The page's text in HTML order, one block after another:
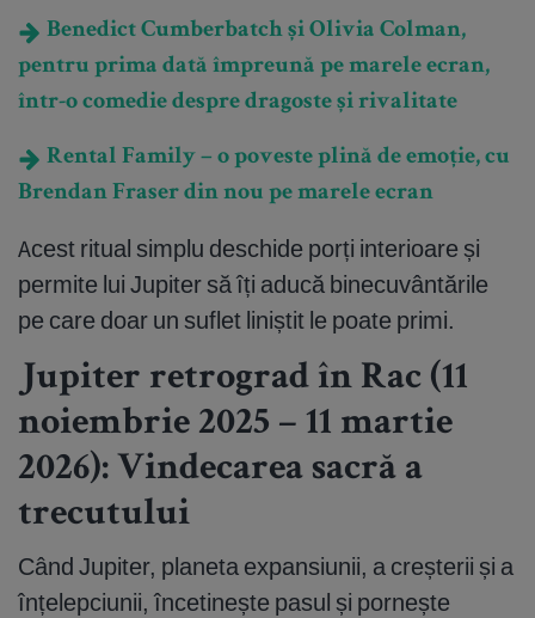
Benedict Cumberbatch și Olivia Colman,
pentru prima dată împreună pe marele ecran,
într-o comedie despre dragoste și rivalitate
Rental Family – o poveste plină de emoție, cu
Brendan Fraser din nou pe marele ecran
Acest ritual simplu deschide porți interioare și
permite lui Jupiter să îți aducă binecuvântările
pe care doar un suflet liniștit le poate primi.
Jupiter retrograd în Rac (11
noiembrie 2025 – 11 martie
2026): Vindecarea sacră a
trecutului
Când Jupiter, planeta expansiunii, a creșterii și a
înțelepciunii, încetinește pasul și pornește